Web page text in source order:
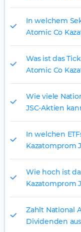
In welchem
Atomic Co
Was ist das
Atomic Co
Wie viele
JSC-Aktien
In welchen
Kazatomprom
Wie hoch ist
Kazatomprom
Zahlt National
Dividenden